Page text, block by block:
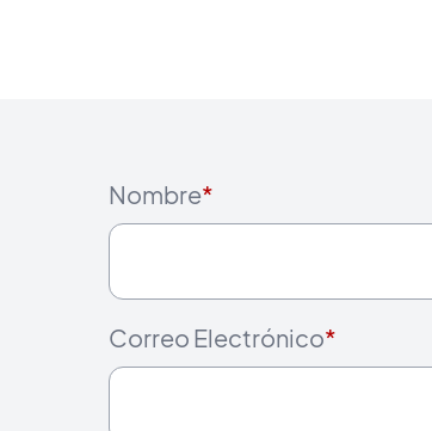
Nombre*
Correo Electrónico*